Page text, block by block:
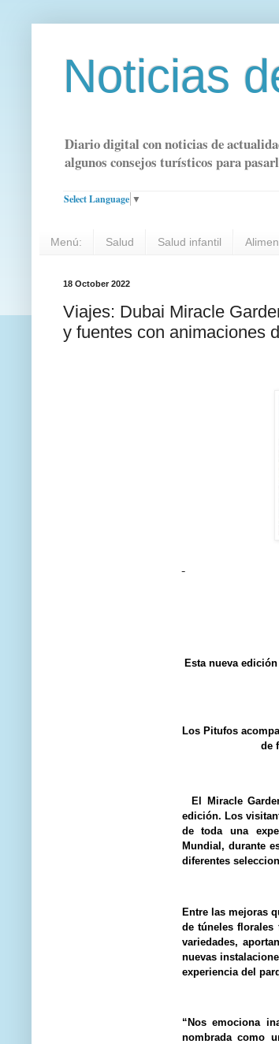
Noticias
Diario digital con noticias de
algunos consejos turísticos para
Select Language ▼
Menú: Salud Salud infantil
18 October 2022
Viajes: Dubai Miracle
y fuentes con animaciones
Esta nueva
Los Pitufos
de
El Miracle
edición. Los
de toda una
Mundial, durante
diferentes
Entre las mejoras
de túneles florales
variedades,
nuevas
experiencia del
“Nos emociona
nombrada como